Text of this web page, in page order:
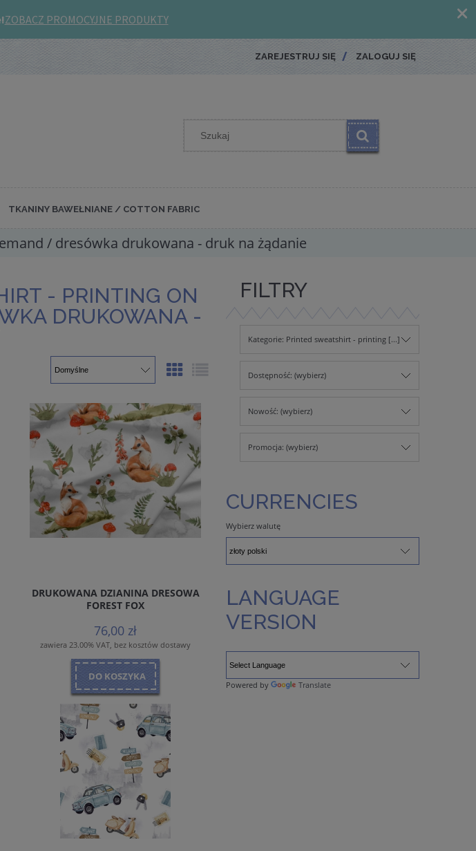
ZAREJESTRUJ SIĘ ZALOGUJ SIĘ
TKANINY BAWEŁNIANE / COTTON FABRIC
/ dresówka drukowana - druk na żądanie
- PRINTING ON
DRUKOWANA -
DRUKOWANA DZIANINA DRESOWA
FOREST FOX
76,00 zł
zawiera 23.00% VAT, bez kosztów dostawy
DO KOSZYKA
FILTRY
Kategorie: Printed sweatshirt - printing [...]
Dostępność: (wybierz)
Nowość: (wybierz)
Promocja: (wybierz)
CURRENCIES
Wybierz walutę
LANGUAGE
VERSION
Powered by Translate